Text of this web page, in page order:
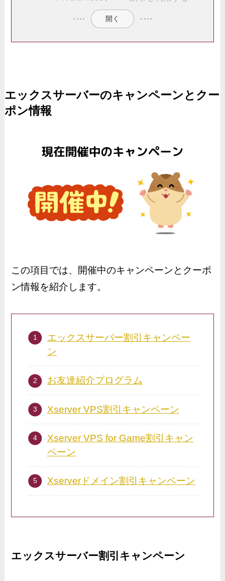
開く
エックスサーバーのキャンペーンとクー
ポン情報
この項目では、開催中のキャンペーンとクーポ
ン情報を紹介します。
エックスサーバー割引キャンペー
ン
お友達紹介プログラム
Xserver VPS割引キャンペーン
Xserver VPS for Game割引キャン
ペーン
Xserverドメイン割引キャンペーン
エックスサーバー割引キャンペーン